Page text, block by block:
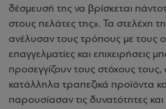
δέσμευσή της να βρίσκεται
στους πελάτες της». Τα στελέχη
ανέλυσαν τους τρόπους με τους
επαγγελματίες και επιχειρήσεις
προσεγγίζουν τους στόχους τους,
κατάλληλα τραπεζικά προϊόντα
παρουσίασαν τις δυνατότητες